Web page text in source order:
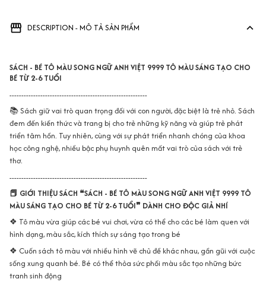
DESCRIPTION - MÔ TẢ SẢN PHẨM
SÁCH - BÉ TÔ MÀU SONG NGỮ ANH VIỆT 9999 TÔ MÀU SÁNG TẠO CHO
BÉ TỪ 2-6 TUỔI
----------------------------------------------------------
📚 Sách giữ vai trò quan trọng đối với con người, đặc biệt là trẻ nhỏ. Sách
đem đến kiến thức và trang bị cho trẻ những kỹ năng và giúp trẻ phát
triển tâm hồn. Tuy nhiên, cùng với sự phát triển nhanh chóng của khoa
học công nghệ, nhiều bậc phụ huynh quên mất vai trò của sách với trẻ
thơ.
----------------------------------------------------------
📕 GIỚI THIỆU SÁCH ❝SÁCH - BÉ TÔ MÀU SONG NGỮ ANH VIỆT 9999 TÔ
MÀU SÁNG TẠO CHO BÉ TỪ 2-6 TUỔI❞ DÀNH CHO ĐỘC GIẢ NHÍ
❖ Tô màu vừa giúp các bé vui chơi, vừa có thể cho các bé làm quen với
hình dạng, màu sắc, kích thích sự sáng tạo trong bé
❖ Cuốn sách tô màu với nhiều hình vẽ chủ đề khác nhau, gần gũi với cuộc
sống xung quanh bé. Bé có thể thỏa sức phối màu sắc tạo những bức
tranh sinh động